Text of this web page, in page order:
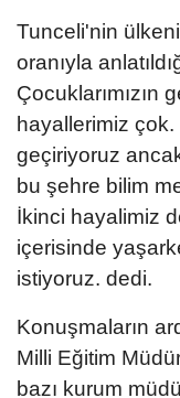
Tunceli'nin
oranıyla
Çocuklarımızın
hayallerimiz çok.
geçiriyoruz
bu şehre bilim
İkinci hayalimiz
içerisinde
istiyoruz. dedi.
Konuşmaların
Milli Eğitim
bazı kurum